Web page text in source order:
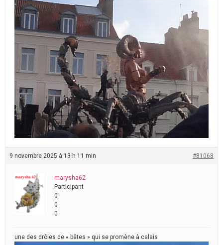
9 novembre 2025 à 13 h 11 min #81068
marysha62
Participant
0
0
0
une des drôles de « bêtes » qui se promène à calais